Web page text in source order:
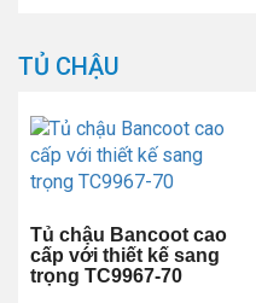
TỦ CHẬU
Tủ chậu Bancoot cao
cấp với thiết kế sang
trọng TC9967-70